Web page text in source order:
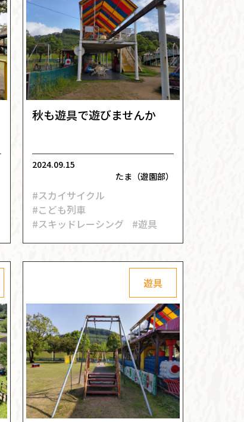
秋も遊具で遊びませんか
2024.09.15
たま（遊園部）
#スカイサイクル
#こども列車
#スキッドレーシング
#遊具
遊具